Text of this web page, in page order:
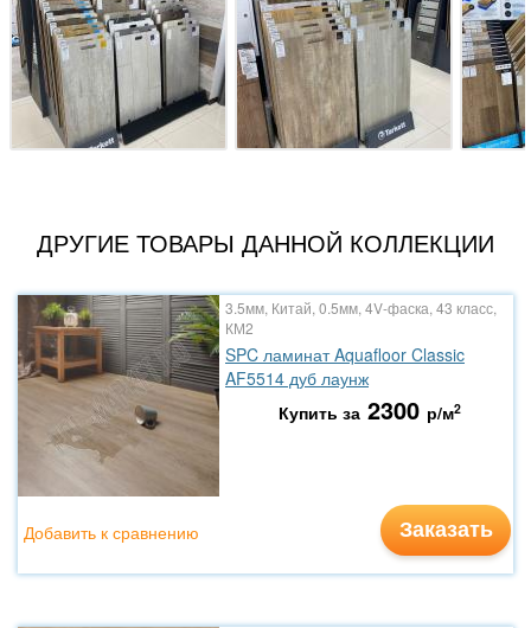
ДРУГИЕ ТОВАРЫ ДАННОЙ КОЛЛЕКЦИИ
3.5мм, Китай, 0.5мм, 4V-фаска, 43 класс,
КМ2
SPC ламинат Aquafloor Classic
AF5514 дуб лаунж
Купить за 2300 р/м2
Заказать
Добавить к сравнению